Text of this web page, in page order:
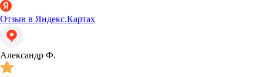
Отзыв в Яндекс.Картах
Александр Ф.